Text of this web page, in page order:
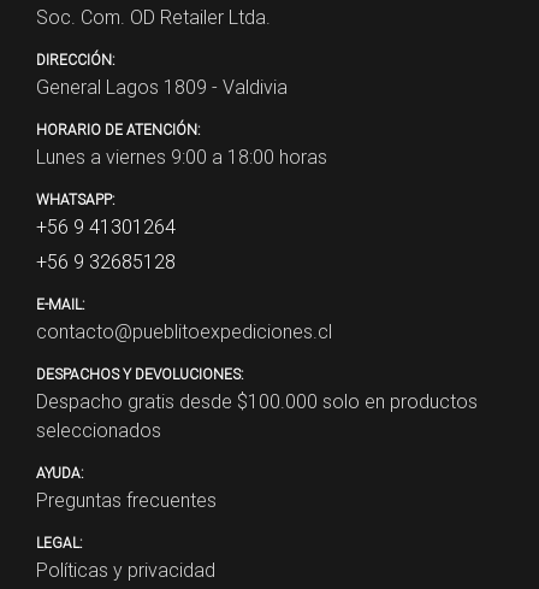
Soc. Com. OD Retailer Ltda.
DIRECCIÓN:
General Lagos 1809 - Valdivia
HORARIO DE ATENCIÓN:
Lunes a viernes 9:00 a 18:00 horas
WHATSAPP:
+56 9 41301264
+56 9 32685128
E-MAIL:
contacto@pueblitoexpediciones.cl
DESPACHOS Y DEVOLUCIONES:
Despacho gratis desde $100.000 solo en productos
seleccionados
AYUDA:
Preguntas frecuentes
LEGAL:
Políticas y privacidad